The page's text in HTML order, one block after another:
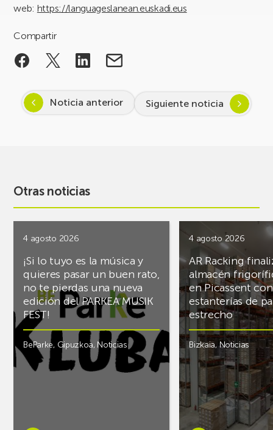
web: https://languageslanean.euskadi.eus
Compartir
Noticia anterior Siguiente noticia
Otras noticias
4 agosto 2026
¡Si lo tuyo es la música y
quieres pasar un buen rato,
no te pierdas una nueva
edición del PARKEA MUSIK
FEST!
BeParke, Gipuzkoa, Noticias
4 agosto 2026
AR Racking
almacén
en Picassent con
estanterías de
estrecho
Bizkaia,Noticias